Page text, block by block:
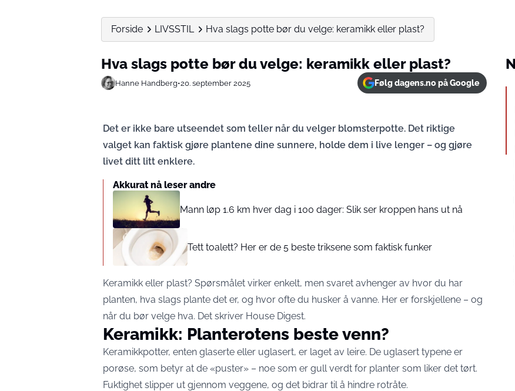
Forside LIVSSTIL Hva slags potte bør du velge: keramikk eller plast?
Hva slags potte bør du velge: keramikk eller plast?
Hanne Handberg•20. september 2025 Følg dagens.no på Google
Det er ikke bare utseendet som teller når du velger blomsterpotte. Det riktige
valget kan faktisk gjøre plantene dine sunnere, holde dem i live lenger – og gjøre
livet ditt litt enklere.
Akkurat nå leser andre
Mann løp 1.6 km hver dag i 100 dager: Slik ser kroppen hans ut nå
Tett toalett? Her er de 5 beste triksene som faktisk funker
Keramikk eller plast? Spørsmålet virker enkelt, men svaret avhenger av hvor du har
planten, hva slags plante det er, og hvor ofte du husker å vanne. Her er forskjellene – og
når du bør velge hva. Det skriver House Digest.
Keramikk: Planterotens beste venn?
Keramikkpotter, enten glaserte eller uglasert, er laget av leire. De uglasert typene er
porøse, som betyr at de «puster» – noe som er gull verdt for planter som liker det tørt.
Fuktighet slipper ut gjennom veggene, og det bidrar til å hindre rotråte.